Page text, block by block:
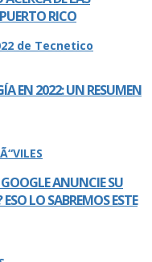
RICO
EN 2022: UN RESUMEN
ANUNCIE SU
LO SABREMOS ESTE